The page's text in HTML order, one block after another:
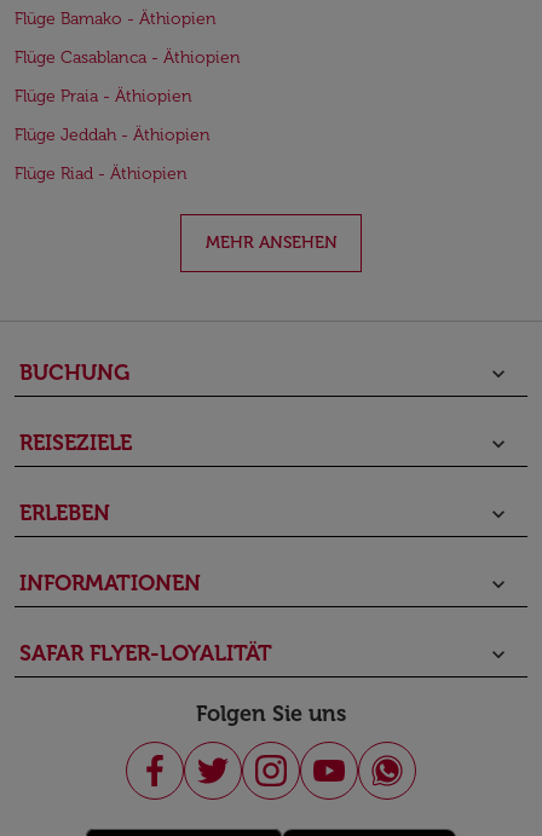
Flüge Bamako - Äthiopien
Flüge Casablanca - Äthiopien
Flüge Praia - Äthiopien
Flüge Jeddah - Äthiopien
Flüge Riad - Äthiopien
MEHR ANSEHEN
BUCHUNG keyboard_arrow_down
REISEZIELE keyboard_arrow_down
ERLEBEN keyboard_arrow_down
INFORMATIONEN keyboard_arrow_down
SAFAR FLYER-LOYALITÄT keyboard_arrow_down
Folgen Sie uns